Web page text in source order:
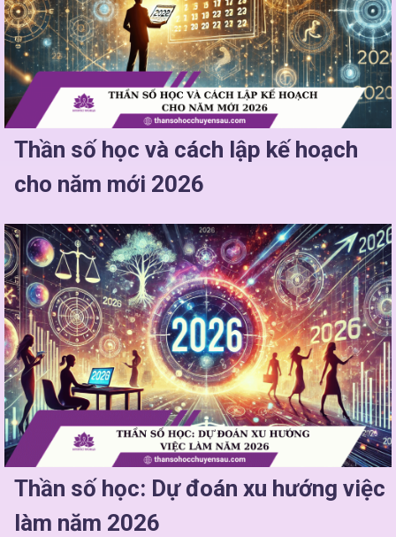
Thần số học và cách lập kế hoạch
cho năm mới 2026
Thần số học: Dự đoán xu hướng việc
làm năm 2026